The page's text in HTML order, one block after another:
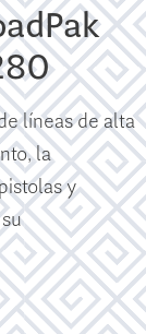
líneas de alta
la
y